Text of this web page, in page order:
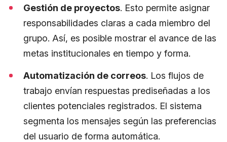
Gestión de proyectos. Esto permite asignar
responsabilidades claras a cada miembro del
grupo. Así, es posible mostrar el avance de las
metas institucionales en tiempo y forma.
Automatización de correos. Los flujos de
trabajo envían respuestas prediseñadas a los
clientes potenciales registrados. El sistema
segmenta los mensajes según las preferencias
del usuario de forma automática.